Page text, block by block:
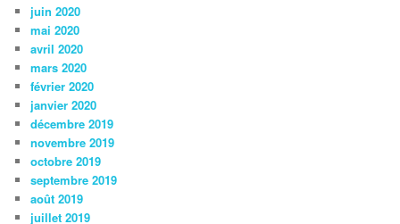
juin 2020
mai 2020
avril 2020
mars 2020
février 2020
janvier 2020
décembre 2019
novembre 2019
octobre 2019
septembre 2019
août 2019
juillet 2019